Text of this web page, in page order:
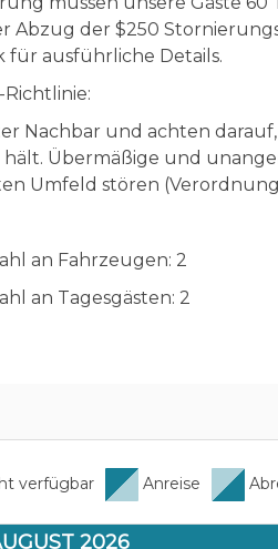
Abzug der $250
ausführliche Details.
Nachbar und achten
Übermäßige und
Umfeld stören (Verordnung
an Fahrzeugen: 2
an Tagesgästen: 2
verfügbar Anreise
2026